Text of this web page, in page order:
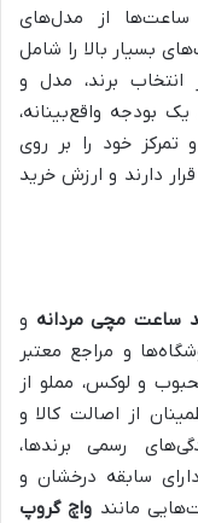
از مدل‌های
بسیار بالا را شامل
برند، مدل و
بودجه واقع‌بینانه،
تمرکز خود را بر روی
دارند و ارزش خرید
ساعت مچی مردانه و
و مراجع معتبر
و لوکس، مملو از
از اصالت کالا و
رسمی برندها،
سابقه درخشان و
مانند واچ گروپ